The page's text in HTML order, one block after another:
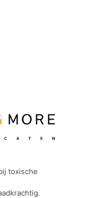
toxische